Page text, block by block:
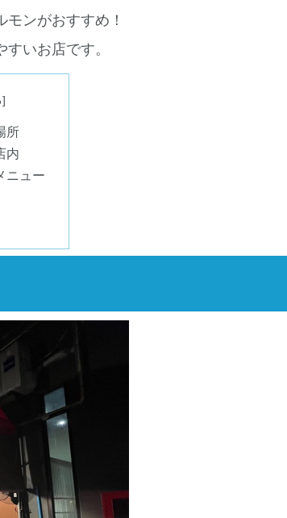
ンがおすすめ！
いお店です。
所
内
ニュー